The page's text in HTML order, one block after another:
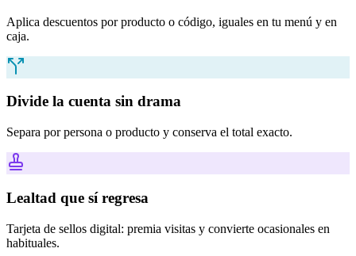
Aplica descuentos por producto o código, iguales en tu menú y en
caja.
Divide la cuenta sin drama
Separa por persona o producto y conserva el total exacto.
Lealtad que sí regresa
Tarjeta de sellos digital: premia visitas y convierte ocasionales en
habituales.